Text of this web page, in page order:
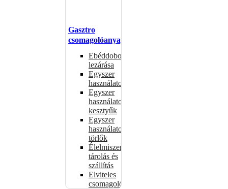
Gasztro
csomagolóanyagok
Ebéddobozok
lezárása
Egyszer
használatos
Egyszer
használatos
kesztyűk
Egyszer
használatos
törlők
Élelmiszer-
tárolás és
szállítás
Elviteles
csomagolóanyagok